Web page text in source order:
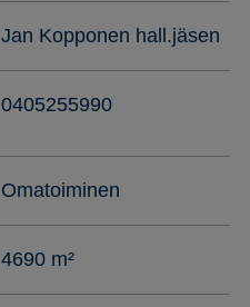
Jan Kopponen hall.jäsen
0405255990
Omatoiminen
4690 m²